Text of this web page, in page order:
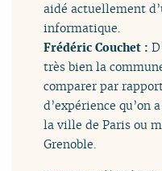
aidé actuellement
informatique.
Frédéric Couchet :
très bien la
comparer par
d’expérience qu’on
la ville de Paris ou
Grenoble.